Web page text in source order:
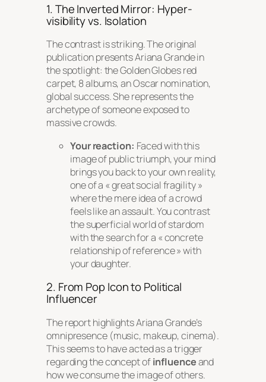
1. The Inverted Mirror: Hyper-
visibility vs. Isolation
The contrast is striking. The original
publication presents Ariana Grande in
the spotlight: the Golden Globes red
carpet, 8 albums, an Oscar nomination,
global success. She represents the
archetype of someone exposed to
massive crowds.
Your reaction: Faced with this
image of public triumph, your mind
brings you back to your own reality,
one of a « great social fragility »
where the mere idea of a crowd
feels like an assault. You contrast
the superficial world of stardom
with the search for a « concrete
relationship of reference » with
your daughter.
2. From Pop Icon to Political
Influencer
The report highlights Ariana Grande’s
omnipresence (music, makeup, cinema).
This seems to have acted as a trigger
regarding the concept ofinfluenceand
how we consume the image of others.